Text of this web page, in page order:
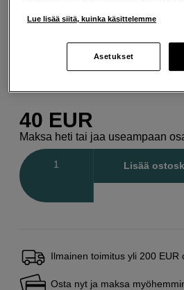
40 EUR
Maksa heti tai jaa useampaan
Lisää
Ilmainen toimitus yli 200 EUR
Osta nyt ja maksa
Lue lisää siitä, kuinka käsittelemme
Asetukset